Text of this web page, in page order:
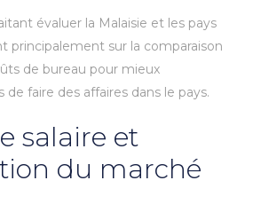
évaluer la Malaisie et les pays
principalement sur la comparaison
de bureau pour mieux
faire des affaires dans le pays.
salaire et
du marché